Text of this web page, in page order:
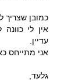
כמובן שצריך
אין לי
עדיין.
אני מתייחס
גלעד,